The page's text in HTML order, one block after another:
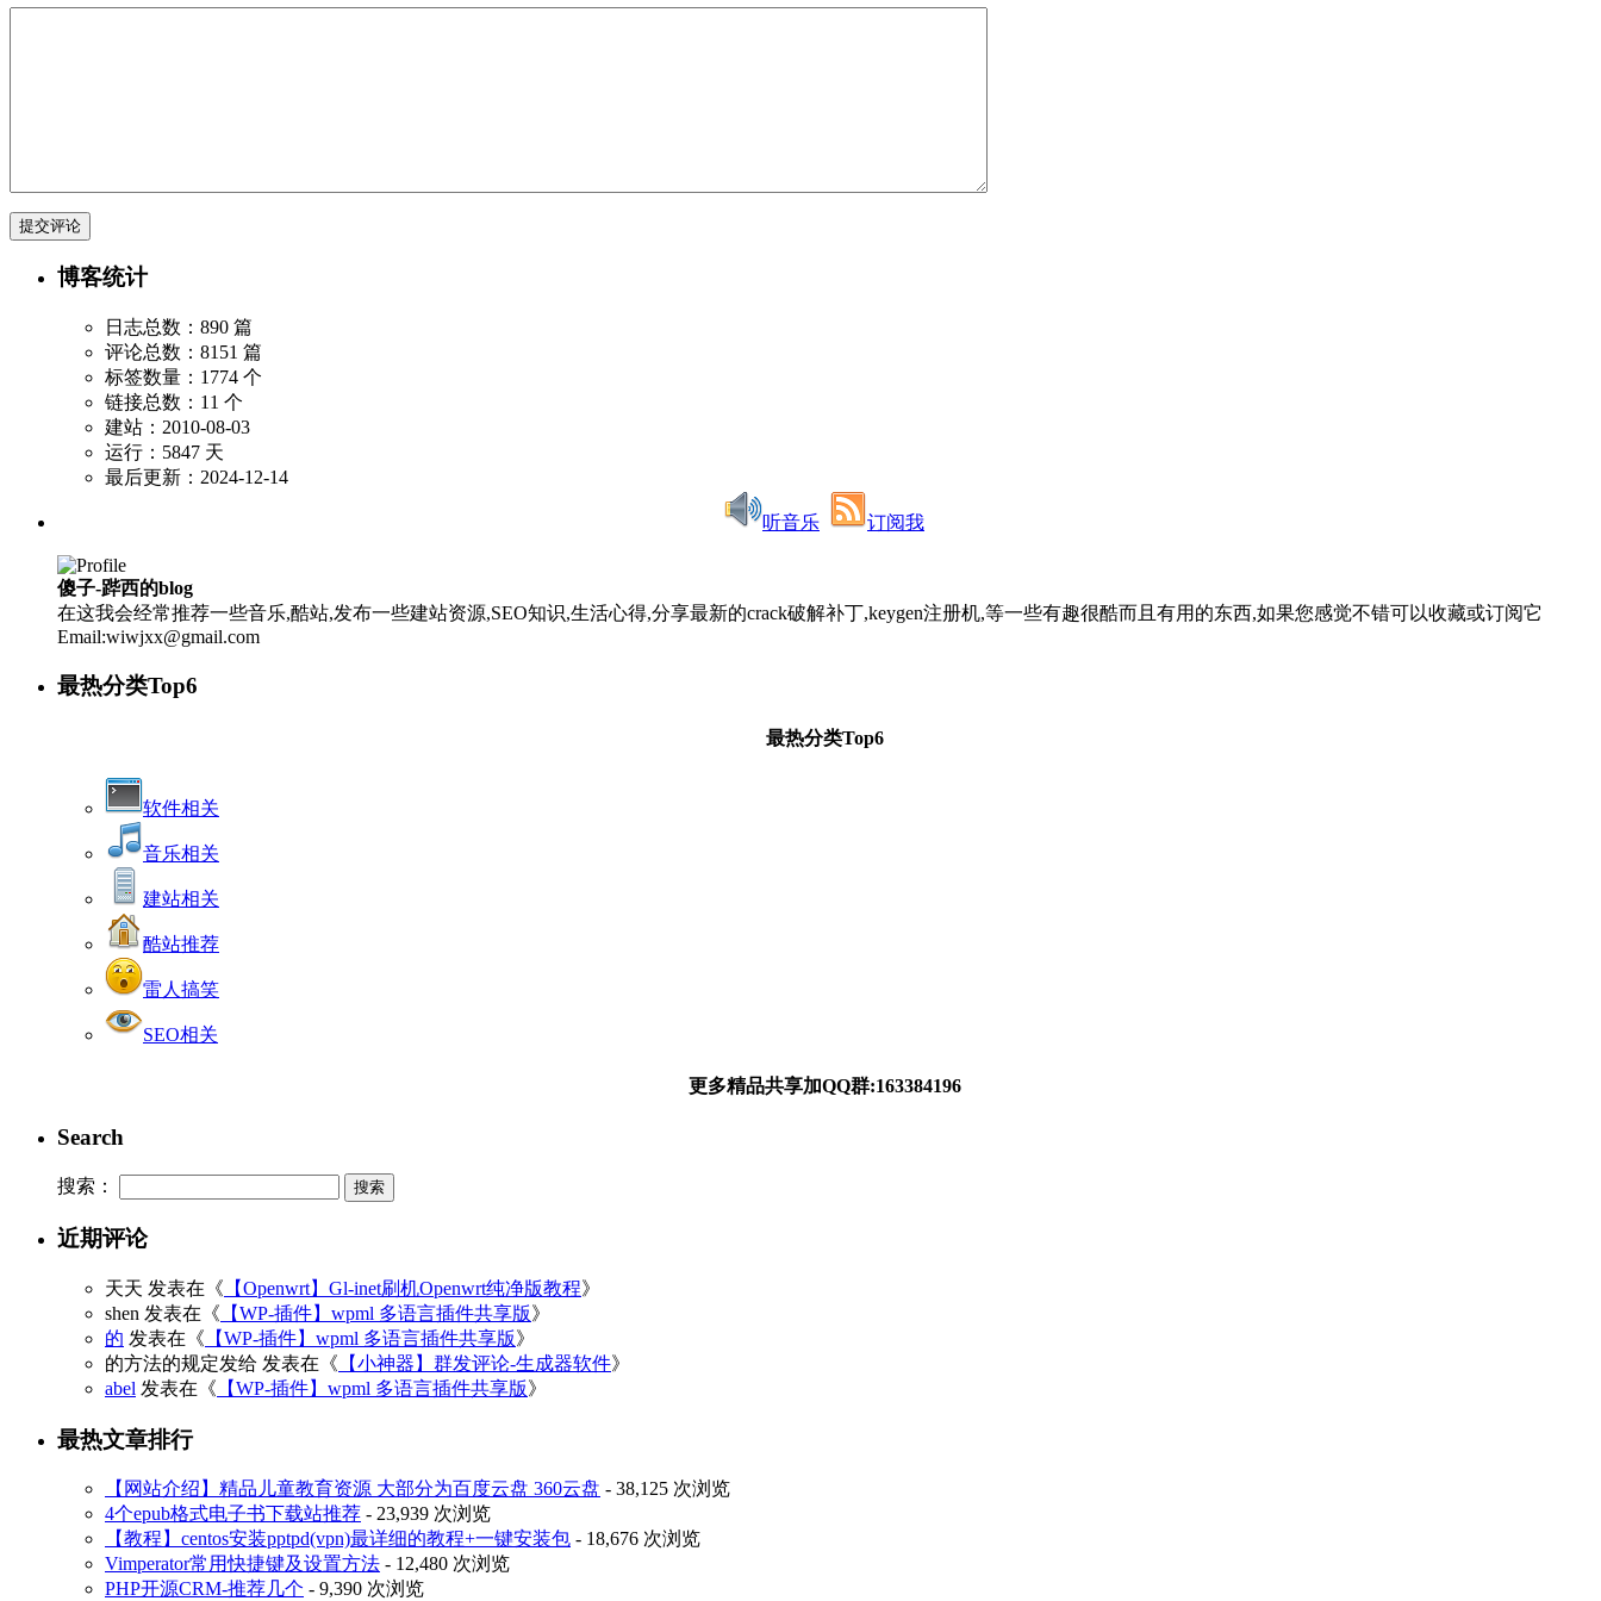
博客统计
日志总数：890 篇
评论总数：8151 篇
标签数量：1774 个
链接总数：11 个
建站：2010-08-03
运行：5847 天
最后更新：2024-12-14
听音乐 订阅我
傻子-跸西的blog
在这我会经常推荐一些音乐,酷站,发布一些建站资源,SEO知识,生活心得,分享最新的crack破解补丁,keygen注册机,等一些有趣很酷而且有用的东西,如果您感觉不错可以收藏或订阅它
Email:wiwjxx@gmail.com
最热分类Top6
最热分类Top6
软件相关
音乐相关
建站相关
酷站推荐
雷人搞笑
SEO相关
更多精品共享加QQ群:163384196
Search
搜索：
近期评论
天天 发表在《 【Openwrt】Gl-inet刷机Openwrt纯净版教程》
shen 发表在《 【WP-插件】wpml 多语言插件共享版》
的 发表在《 【WP-插件】wpml 多语言插件共享版》
的方法的规定发给 发表在《 【小神器】群发评论-生成器软件》
abel 发表在《 【WP-插件】wpml 多语言插件共享版》
最热文章排行
【网站介绍】精品儿童教育资源 大部分为百度云盘 360云盘 - 38,125 次浏览
4个epub格式电子书下载站推荐 - 23,939 次浏览
【教程】centos安装pptpd(vpn)最详细的教程+一键安装包 - 18,676 次浏览
Vimperator常用快捷键及设置方法 - 12,480 次浏览
PHP开源CRM-推荐几个 - 9,390 次浏览